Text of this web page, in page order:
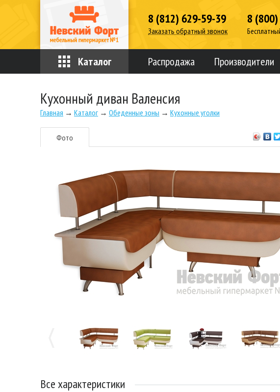
8 (812) 629-59-39
Заказать обратный звонок
8
Каталог Распродажа Производители
Кухонный диван Валенсия
Главная → Каталог → Обеденные зоны → Кухонные уголки
Фото
Все характеристики